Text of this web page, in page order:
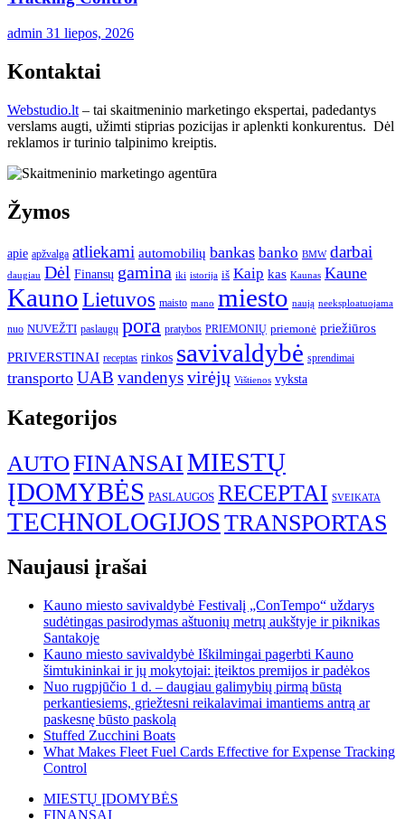
admin 31 liepos, 2026
Kontaktai
Webstudio.lt – tai skaitmeninio marketingo ekspertai, padedantys
verslams augti, užimti stiprias pozicijas ir aplenkti konkurentus. Dėl
reklamos ir turinio talpinimo kreiptis.
Žymos
apie apžvalga atliekami automobilių bankas banko BMW darbai
daugiau Dėl Finansų gamina iki istorija iš Kaip kas Kaunas Kaune
KaunoLietuvos maisto mano miesto naują neeksploatuojama
nuo NUVEŽTI paslaugų pora pratybos PRIEMONIŲ priemonė priežiūros
PRIVERSTINAI receptas rinkos savivaldybė sprendimai
transporto UAB vandenysvirėjų Vištienos vyksta
Kategorijos
AUTOFINANSAIMIESTŲ
ĮDOMYBĖS PASLAUGOS RECEPTAI SVEIKATA
TECHNOLOGIJOSTRANSPORTAS
Naujausi įrašai
Kauno miesto savivaldybė Festivalį „ConTempo“ uždarys
sudėtingas pasirodymas aštuonių metrų aukštyje ir piknikas
Santakoje
Kauno miesto savivaldybė Iškilmingai pagerbti Kauno
šimtukininkai ir jų mokytojai: įteiktos premijos ir padėkos
Nuo rugpjūčio 1 d. – daugiau galimybių pirmą būstą
perkantiesiems, griežtesni reikalavimai imantiems antrą ar
paskesnę būsto paskolą
Stuffed Zucchini Boats
What Makes Fleet Fuel Cards Effective for Expense Tracking
Control
MIESTŲ ĮDOMYBĖS
FINANSAI